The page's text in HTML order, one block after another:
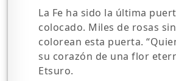
La Fe ha sido la última
colocado. Miles de rosas
colorean esta puerta.
su corazón de una flor
Etsuro.